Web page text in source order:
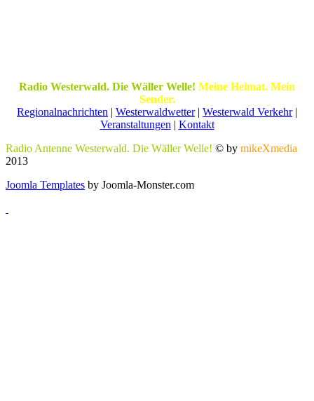
Radio Westerwald. Die Wäller Welle! Meine Heimat. Mein
Sender.
Regionalnachrichten | Westerwaldwetter| Westerwald Verkehr|
Veranstaltungen | Kontakt
Radio Antenne Westerwald. Die Wäller Welle! © by mikeXmedia
2013
Joomla Templates by Joomla-Monster.com